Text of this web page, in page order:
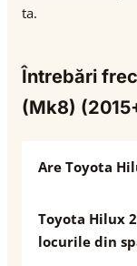
ta.
Întrebări
(Mk8)
Are Toyota
Toyota Hilux
locurile din